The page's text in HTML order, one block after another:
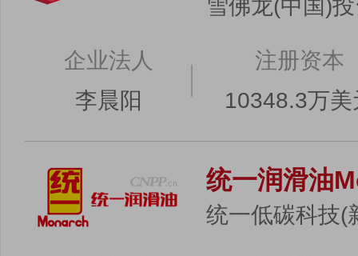
雪佛龙(中国)
企业法人
李晨阳
注册资本
10348.3万美
统一润滑油
统一低碳科技(